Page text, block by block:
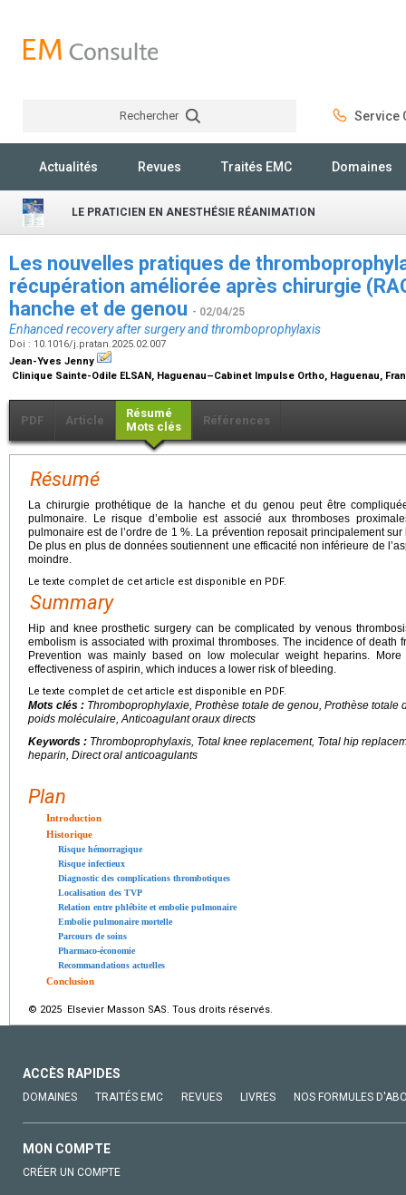
Rechercher Service
Actualités Revues Traités EMC Domaines
LE PRATICIEN EN ANESTHÉSIE RÉANIMATION
Les nouvelles pratiques de
récupération améliorée après chirurgie
hanche et de genou - 02/04/25
Enhanced recovery after surgery and thromboprophylaxis
Doi : 10.1016/j.pratan.2025.02.007
Jean-Yves Jenny
Clinique Sainte-Odile ELSAN, Haguenau–Cabinet Impulse Ortho, Haguenau,
PDF Article
Résumé
Mots clés
Références
Résumé
La chirurgie prothétique de la hanche et du genou peut être
pulmonaire. Le risque d’embolie est associé aux thromboses
pulmonaire est de l’ordre de 1 %. La prévention reposait principalement
De plus en plus de données soutiennent une efficacité non inférieure de
moindre.
Le texte complet de cet article est disponible en PDF.
Summary
Hip and knee prosthetic surgery can be complicated by venous
embolism is associated with proximal thromboses. The incidence of death
Prevention was mainly based on low molecular weight heparins.
effectiveness of aspirin, which induces a lower risk of bleeding.
Le texte complet de cet article est disponible en PDF.
Mots clés : Thromboprophylaxie, Prothèse totale de genou, Prothèse totale
poids moléculaire, Anticoagulant oraux directs
Keywords : Thromboprophylaxis, Total knee replacement, Total hip
heparin, Direct oral anticoagulants
Plan
Introduction
Historique
Risque hémorragique
Risque infectieux
Diagnostic des complications thrombotiques
Localisation des TVP
Relation entre phlébite et embolie pulmonaire
Embolie pulmonaire mortelle
Parcours de soins
Pharmaco-économie
Recommandations actuelles
Conclusion
© 2025 Elsevier Masson SAS. Tous droits réservés.
ACCÈS RAPIDES
DOMAINES TRAITÉS EMC REVUES LIVRES NOS FORMULES
MON COMPTE
CRÉER UN COMPTE